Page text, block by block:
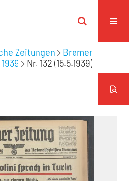
Zeitungen
Bremer
1939 Nr. 132 (15.5.1939)